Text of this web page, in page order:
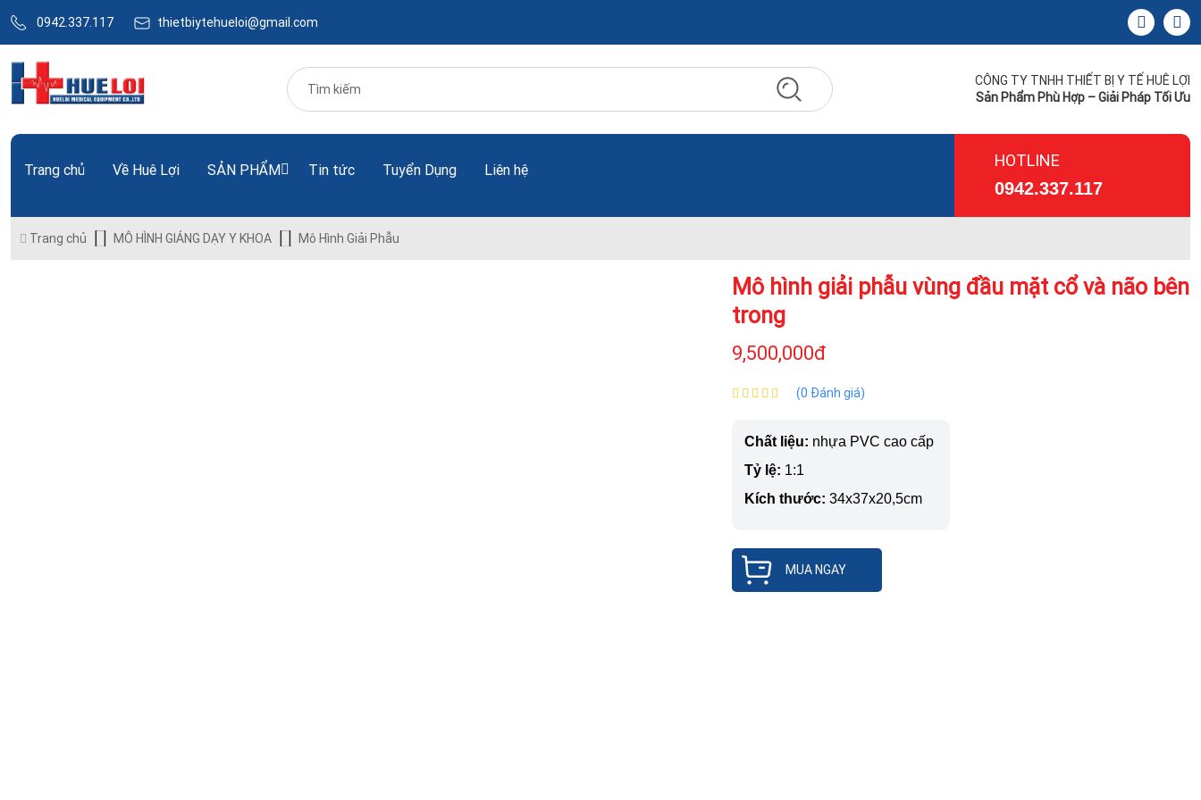
0942.337.117 thietbiytehueloi@gmail.com
CÔNG TY TNHH THIẾT BỊ Y TẾ HUÊ LỢI
Sản Phẩm Phù Hợp – Giải Pháp Tối Ưu
Trang chủ Về Huê Lợi SẢN PHẨM Tin tức Tuyển Dụng Liên hệ HOTLINE
0942.337.117
Trang chủ MÔ HÌNH GIẢNG DẠY Y KHOA Mô Hình Giải Phẫu
Mô hình giải phẫu vùng đầu mặt cổ và não bên
trong
9,500,000đ
(0 Đánh giá)
Chất liệu: nhựa PVC cao cấp
Tỷ lệ: 1:1
Kích thước: 34x37x20,5cm
MUA NGAY